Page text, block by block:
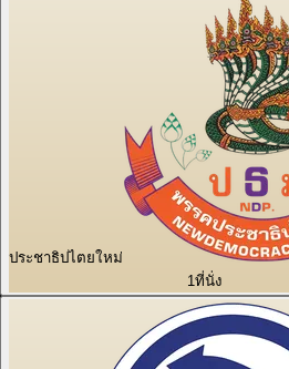
ประชาธิปไตยใหม่
1ที่นั่ง